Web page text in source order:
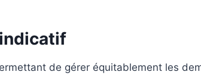
indicatif
de gérer équitablement les